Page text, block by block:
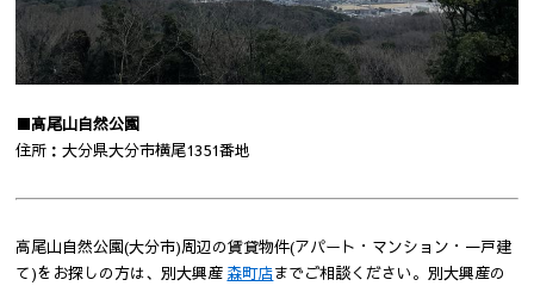
■高尾山自然公園
住所：大分県大分市横尾1351番地
高尾山自然公園(大分市)周辺の賃貸物件(アパート・マンション・一戸建
て)をお探しの方は、別大興産 森町店までご相談ください。別大興産の